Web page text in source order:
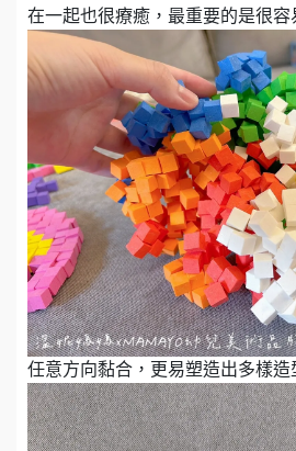
在一起也很療癒，最重要的是很容
任意方向黏合，更易塑造出多樣造